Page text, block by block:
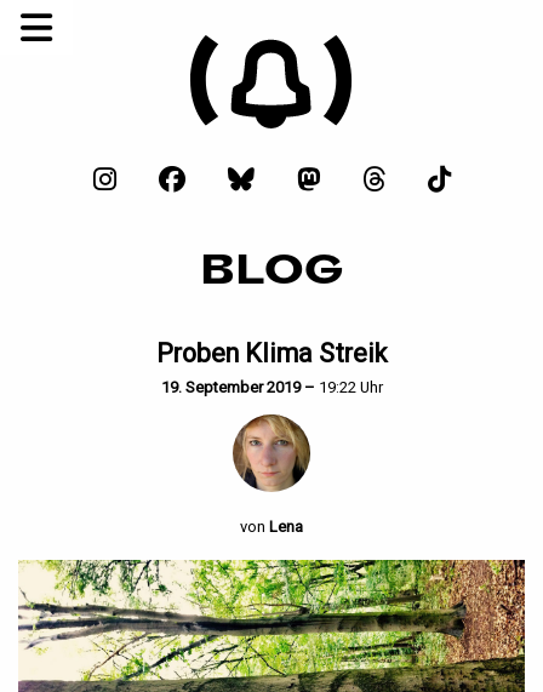
BLOG
Proben Klima Streik
19. September 2019 – 19:22 Uhr
von Lena